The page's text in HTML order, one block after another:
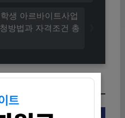
생 아르바이트사업
방법과 자격조건 총